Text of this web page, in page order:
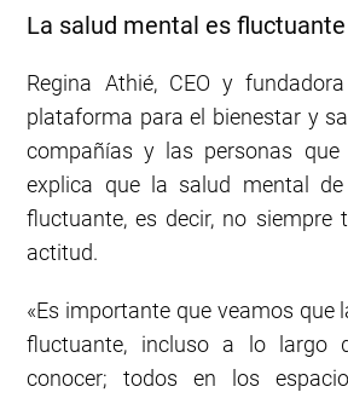
La salud mental es fluctuante
Regina Athié, CEO y
plataforma para el bienestar y
compañías y las personas que
explica que la salud mental
fluctuante, es decir, no siempre
actitud.
«Es importante que veamos que
fluctuante, incluso a lo largo
conocer; todos en los